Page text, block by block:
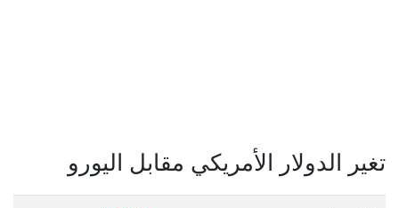
تغير الدولار الأمريكي مقابل اليورو